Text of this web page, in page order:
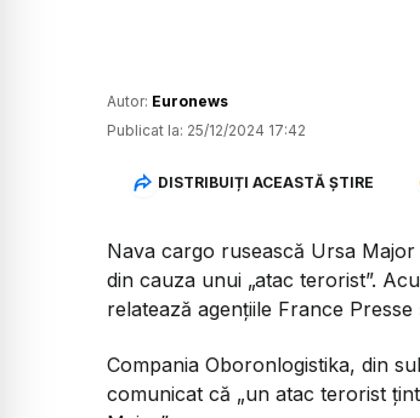
Autor: Euronews
Publicat la: 25/12/2024 17:42
DISTRIBUIȚI ACEASTĂ ȘTIRE
Nava cargo rusească Ursa
din cauza unui „atac terorist”.
relatează agențiile France
Compania Oboronlogistika, din
comunicat că „un atac terorist